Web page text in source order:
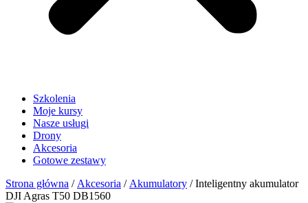
Szkolenia
Moje kursy
Nasze usługi
Drony
Akcesoria
Gotowe zestawy
Strona główna / Akcesoria / Akumulatory / Inteligentny akumulator
DJI Agras T50 DB1560